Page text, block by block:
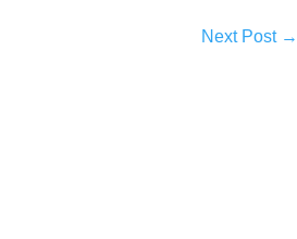
Next Post→